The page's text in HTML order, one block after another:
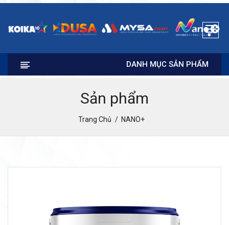
DANH MỤC SẢN PHẨM
Sản phẩm
Trang Chủ NANO+